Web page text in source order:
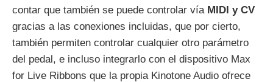
contar que también se puede controlar vía MIDI y CV
gracias a las conexiones incluidas, que por cierto,
también permiten controlar cualquier otro parámetro
del pedal, e incluso integrarlo con el dispositivo Max
for Live Ribbons que la propia Kinotone Audio ofrece